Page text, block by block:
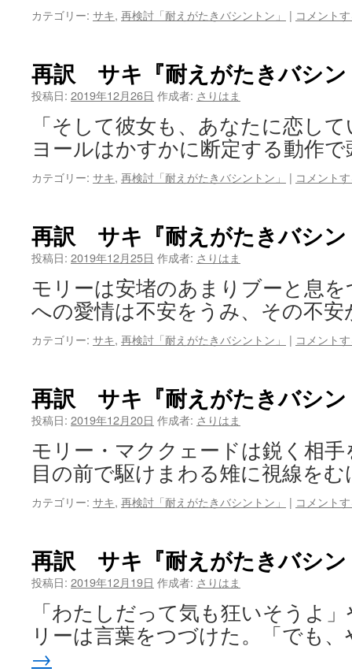
カテゴリー: サキ, 再検討「耐えがたきバシントン」 | コメント
再訳 サキ『耐えがたきバシ
投稿日: 2019年12月26日 作成者: さりはま
「そして彼女も、あなたに恋し
ヨールはかすかに断定する動作
カテゴリー: サキ, 再検討「耐えがたきバシントン」 | コメント
再訳 サキ『耐えがたきバシ
投稿日: 2019年12月25日 作成者: さりはま
モリーは安堵のあまりブーと息
への愛情は不安をうみ、その不
カテゴリー: サキ, 再検討「耐えがたきバシントン」 | コメント
再訳 サキ『耐えがたきバシ
投稿日: 2019年12月20日 作成者: さりはま
モリー・マククェードは鋭く相
目の前で駆けまわる雉に視線を
カテゴリー: サキ, 再検討「耐えがたきバシントン」 | コメント
再訳 サキ『耐えがたきバシ
投稿日: 2019年12月19日 作成者: さりはま
「わたしだって気も狂いそうよ
リーは言葉をつづけた。「でも
→